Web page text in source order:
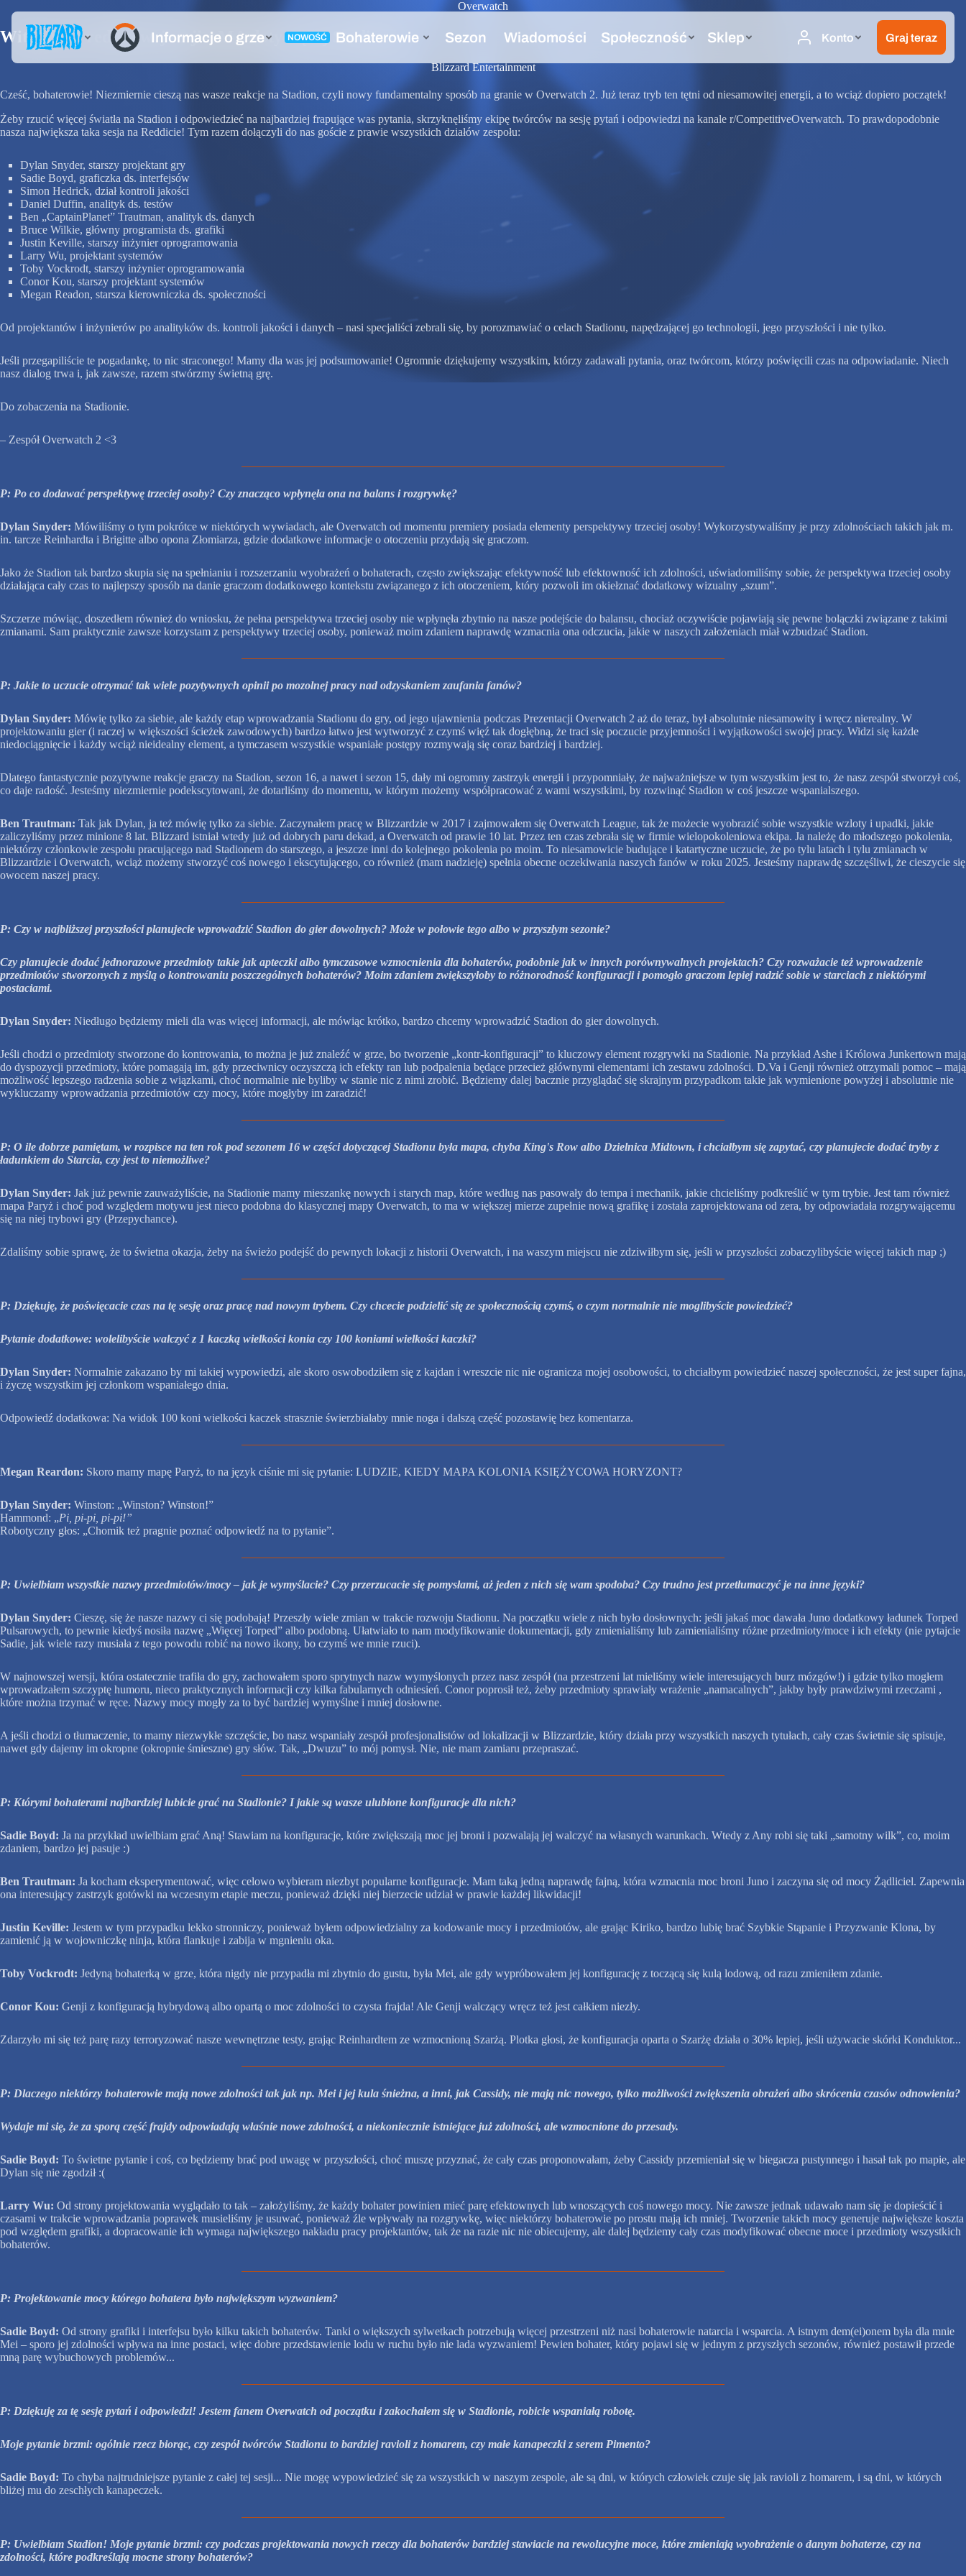
Overwatch
Witamy na redditowej sesji AMA dotyczącej Stadionu
Blizzard Entertainment
Cześć, bohaterowie! Niezmiernie cieszą nas wasze reakcje na Stadion, czyli nowy fundamentalny sposób na granie w Overwatch 2. Już teraz tryb ten tętni od niesamowitej energii, a to wciąż dopiero początek!
Żeby rzucić więcej światła na Stadion i odpowiedzieć na najbardziej frapujące was pytania, skrzyknęliśmy ekipę twórców na sesję pytań i odpowiedzi na kanale r/CompetitiveOverwatch. To prawdopodobnie
nasza największa taka sesja na Reddicie! Tym razem dołączyli do nas goście z prawie wszystkich działów zespołu:
Dylan Snyder, starszy projektant gry
Sadie Boyd, graficzka ds. interfejsów
Simon Hedrick, dział kontroli jakości
Daniel Duffin, analityk ds. testów
Ben „CaptainPlanet” Trautman, analityk ds. danych
Bruce Wilkie, główny programista ds. grafiki
Justin Keville, starszy inżynier oprogramowania
Larry Wu, projektant systemów
Toby Vockrodt, starszy inżynier oprogramowania
Conor Kou, starszy projektant systemów
Megan Readon, starsza kierowniczka ds. społeczności
Od projektantów i inżynierów po analityków ds. kontroli jakości i danych – nasi specjaliści zebrali się, by porozmawiać o celach Stadionu, napędzającej go technologii, jego przyszłości i nie tylko.
Jeśli przegapiliście te pogadankę, to nic straconego! Mamy dla was jej podsumowanie! Ogromnie dziękujemy wszystkim, którzy zadawali pytania, oraz twórcom, którzy poświęcili czas na odpowiadanie. Niech
nasz dialog trwa i, jak zawsze, razem stwórzmy świetną grę.
Do zobaczenia na Stadionie.
– Zespół Overwatch 2 <3
P: Po co dodawać perspektywę trzeciej osoby? Czy znacząco wpłynęła ona na balans i rozgrywkę?
Dylan Snyder: Mówiliśmy o tym pokrótce w niektórych wywiadach, ale Overwatch od momentu premiery posiada elementy perspektywy trzeciej osoby! Wykorzystywaliśmy je przy zdolnościach takich jak m.
in. tarcze Reinhardta i Brigitte albo opona Złomiarza, gdzie dodatkowe informacje o otoczeniu przydają się graczom.
Jako że Stadion tak bardzo skupia się na spełnianiu i rozszerzaniu wyobrażeń o bohaterach, często zwiększając efektywność lub efektowność ich zdolności, uświadomiliśmy sobie, że perspektywa trzeciej osoby
działająca cały czas to najlepszy sposób na danie graczom dodatkowego kontekstu związanego z ich otoczeniem, który pozwoli im okiełznać dodatkowy wizualny „szum”.
Szczerze mówiąc, doszedłem również do wniosku, że pełna perspektywa trzeciej osoby nie wpłynęła zbytnio na nasze podejście do balansu, chociaż oczywiście pojawiają się pewne bolączki związane z takimi
zmianami. Sam praktycznie zawsze korzystam z perspektywy trzeciej osoby, ponieważ moim zdaniem naprawdę wzmacnia ona odczucia, jakie w naszych założeniach miał wzbudzać Stadion.
P: Jakie to uczucie otrzymać tak wiele pozytywnych opinii po mozolnej pracy nad odzyskaniem zaufania fanów?
Dylan Snyder: Mówię tylko za siebie, ale każdy etap wprowadzania Stadionu do gry, od jego ujawnienia podczas Prezentacji Overwatch 2 aż do teraz, był absolutnie niesamowity i wręcz nierealny. W
projektowaniu gier (i raczej w większości ścieżek zawodowych) bardzo łatwo jest wytworzyć z czymś więź tak dogłębną, że traci się poczucie przyjemności i wyjątkowości swojej pracy. Widzi się każde
niedociągnięcie i każdy wciąż nieidealny element, a tymczasem wszystkie wspaniałe postępy rozmywają się coraz bardziej i bardziej.
Dlatego fantastycznie pozytywne reakcje graczy na Stadion, sezon 16, a nawet i sezon 15, dały mi ogromny zastrzyk energii i przypomniały, że najważniejsze w tym wszystkim jest to, że nasz zespół stworzył coś,
co daje radość. Jesteśmy niezmiernie podekscytowani, że dotarliśmy do momentu, w którym możemy współpracować z wami wszystkimi, by rozwinąć Stadion w coś jeszcze wspanialszego.
Ben Trautman: Tak jak Dylan, ja też mówię tylko za siebie. Zaczynałem pracę w Blizzardzie w 2017 i zajmowałem się Overwatch League, tak że możecie wyobrazić sobie wszystkie wzloty i upadki, jakie
zaliczyliśmy przez minione 8 lat. Blizzard istniał wtedy już od dobrych paru dekad, a Overwatch od prawie 10 lat. Przez ten czas zebrała się w firmie wielopokoleniowa ekipa. Ja należę do młodszego pokolenia,
niektórzy członkowie zespołu pracującego nad Stadionem do starszego, a jeszcze inni do kolejnego pokolenia po moim. To niesamowicie budujące i katartyczne uczucie, że po tylu latach i tylu zmianach w
Blizzardzie i Overwatch, wciąż możemy stworzyć coś nowego i ekscytującego, co również (mam nadzieję) spełnia obecne oczekiwania naszych fanów w roku 2025. Jesteśmy naprawdę szczęśliwi, że cieszycie się
owocem naszej pracy.
P: Czy w najbliższej przyszłości planujecie wprowadzić Stadion do gier dowolnych? Może w połowie tego albo w przyszłym sezonie?
Czy planujecie dodać jednorazowe przedmioty takie jak apteczki albo tymczasowe wzmocnienia dla bohaterów, podobnie jak w innych porównywalnych projektach? Czy rozważacie też wprowadzenie
przedmiotów stworzonych z myślą o kontrowaniu poszczególnych bohaterów? Moim zdaniem zwiększyłoby to różnorodność konfiguracji i pomogło graczom lepiej radzić sobie w starciach z niektórymi
postaciami.
Dylan Snyder: Niedługo będziemy mieli dla was więcej informacji, ale mówiąc krótko, bardzo chcemy wprowadzić Stadion do gier dowolnych.
Jeśli chodzi o przedmioty stworzone do kontrowania, to można je już znaleźć w grze, bo tworzenie „kontr-konfiguracji” to kluczowy element rozgrywki na Stadionie. Na przykład Ashe i Królowa Junkertown mają
do dyspozycji przedmioty, które pomagają im, gdy przeciwnicy oczyszczą ich efekty ran lub podpalenia będące przecież głównymi elementami ich zestawu zdolności. D.Va i Genji również otrzymali pomoc – mają
możliwość lepszego radzenia sobie z wiązkami, choć normalnie nie byliby w stanie nic z nimi zrobić. Będziemy dalej bacznie przyglądać się skrajnym przypadkom takie jak wymienione powyżej i absolutnie nie
wykluczamy wprowadzania przedmiotów czy mocy, które mogłyby im zaradzić!
P: O ile dobrze pamiętam, w rozpisce na ten rok pod sezonem 16 w części dotyczącej Stadionu była mapa, chyba King's Row albo Dzielnica Midtown, i chciałbym się zapytać, czy planujecie dodać tryby z
ładunkiem do Starcia, czy jest to niemożliwe?
Dylan Snyder: Jak już pewnie zauważyliście, na Stadionie mamy mieszankę nowych i starych map, które według nas pasowały do tempa i mechanik, jakie chcieliśmy podkreślić w tym trybie. Jest tam również
mapa Paryż i choć pod względem motywu jest nieco podobna do klasycznej mapy Overwatch, to ma w większej mierze zupełnie nową grafikę i została zaprojektowana od zera, by odpowiadała rozgrywającemu
się na niej trybowi gry (Przepychance).
Zdaliśmy sobie sprawę, że to świetna okazja, żeby na świeżo podejść do pewnych lokacji z historii Overwatch, i na waszym miejscu nie zdziwiłbym się, jeśli w przyszłości zobaczylibyście więcej takich map ;)
P: Dziękuję, że poświęcacie czas na tę sesję oraz pracę nad nowym trybem. Czy chcecie podzielić się ze społecznością czymś, o czym normalnie nie moglibyście powiedzieć?
Pytanie dodatkowe: wolelibyście walczyć z 1 kaczką wielkości konia czy 100 koniami wielkości kaczki?
Dylan Snyder: Normalnie zakazano by mi takiej wypowiedzi, ale skoro oswobodziłem się z kajdan i wreszcie nic nie ogranicza mojej osobowości, to chciałbym powiedzieć naszej społeczności, że jest super fajna,
i życzę wszystkim jej członkom wspaniałego dnia.
Odpowiedź dodatkowa: Na widok 100 koni wielkości kaczek strasznie świerzbiałaby mnie noga i dalszą część pozostawię bez komentarza.
Megan Reardon: Skoro mamy mapę Paryż, to na język ciśnie mi się pytanie: LUDZIE, KIEDY MAPA KOLONIA KSIĘŻYCOWA HORYZONT?
Dylan Snyder: Winston: „Winston? Winston!”
Hammond: „Pi, pi-pi, pi-pi!”
Robotyczny głos: „Chomik też pragnie poznać odpowiedź na to pytanie”.
P: Uwielbiam wszystkie nazwy przedmiotów/mocy – jak je wymyślacie? Czy przerzucacie się pomysłami, aż jeden z nich się wam spodoba? Czy trudno jest przetłumaczyć je na inne języki?
Dylan Snyder: Cieszę, się że nasze nazwy ci się podobają! Przeszły wiele zmian w trakcie rozwoju Stadionu. Na początku wiele z nich było dosłownych: jeśli jakaś moc dawała Juno dodatkowy ładunek Torped
Pulsarowych, to pewnie kiedyś nosiła nazwę „Więcej Torped” albo podobną. Ułatwiało to nam modyfikowanie dokumentacji, gdy zmienialiśmy lub zamienialiśmy różne przedmioty/moce i ich efekty (nie pytajcie
Sadie, jak wiele razy musiała z tego powodu robić na nowo ikony, bo czymś we mnie rzuci).
W najnowszej wersji, która ostatecznie trafiła do gry, zachowałem sporo sprytnych nazw wymyślonych przez nasz zespół (na przestrzeni lat mieliśmy wiele interesujących burz mózgów!) i gdzie tylko mogłem
wprowadzałem szczyptę humoru, nieco praktycznych informacji czy kilka fabularnych odniesień. Conor poprosił też, żeby przedmioty sprawiały wrażenie „namacalnych”, jakby były prawdziwymi rzeczami ,
które można trzymać w ręce. Nazwy mocy mogły za to być bardziej wymyślne i mniej dosłowne.
A jeśli chodzi o tłumaczenie, to mamy niezwykłe szczęście, bo nasz wspaniały zespół profesjonalistów od lokalizacji w Blizzardzie, który działa przy wszystkich naszych tytułach, cały czas świetnie się spisuje,
nawet gdy dajemy im okropne (okropnie śmieszne) gry słów. Tak, „Dwuzu” to mój pomysł. Nie, nie mam zamiaru przepraszać.
P: Którymi bohaterami najbardziej lubicie grać na Stadionie? I jakie są wasze ulubione konfiguracje dla nich?
Sadie Boyd: Ja na przykład uwielbiam grać Aną! Stawiam na konfiguracje, które zwiększają moc jej broni i pozwalają jej walczyć na własnych warunkach. Wtedy z Any robi się taki „samotny wilk”, co, moim
zdaniem, bardzo jej pasuje :)
Ben Trautman: Ja kocham eksperymentować, więc celowo wybieram niezbyt popularne konfiguracje. Mam taką jedną naprawdę fajną, która wzmacnia moc broni Juno i zaczyna się od mocy Żądliciel. Zapewnia
ona interesujący zastrzyk gotówki na wczesnym etapie meczu, ponieważ dzięki niej bierzecie udział w prawie każdej likwidacji!
Justin Keville: Jestem w tym przypadku lekko stronniczy, ponieważ byłem odpowiedzialny za kodowanie mocy i przedmiotów, ale grając Kiriko, bardzo lubię brać Szybkie Stąpanie i Przyzwanie Klona, by
zamienić ją w wojowniczkę ninja, która flankuje i zabija w mgnieniu oka.
Toby Vockrodt: Jedyną bohaterką w grze, która nigdy nie przypadła mi zbytnio do gustu, była Mei, ale gdy wypróbowałem jej konfigurację z toczącą się kulą lodową, od razu zmieniłem zdanie.
Conor Kou: Genji z konfiguracją hybrydową albo opartą o moc zdolności to czysta frajda! Ale Genji walczący wręcz też jest całkiem niezły.
Zdarzyło mi się też parę razy terroryzować nasze wewnętrzne testy, grając Reinhardtem ze wzmocnioną Szarżą. Plotka głosi, że konfiguracja oparta o Szarżę działa o 30% lepiej, jeśli używacie skórki Konduktor...
P: Dlaczego niektórzy bohaterowie mają nowe zdolności tak jak np. Mei i jej kula śnieżna, a inni, jak Cassidy, nie mają nic nowego, tylko możliwości zwiększenia obrażeń albo skrócenia czasów odnowienia?
Wydaje mi się, że za sporą część frajdy odpowiadają właśnie nowe zdolności, a niekoniecznie istniejące już zdolności, ale wzmocnione do przesady.
Sadie Boyd: To świetne pytanie i coś, co będziemy brać pod uwagę w przyszłości, choć muszę przyznać, że cały czas proponowałam, żeby Cassidy przemieniał się w biegacza pustynnego i hasał tak po mapie, ale
Dylan się nie zgodził :(
Larry Wu: Od strony projektowania wyglądało to tak – założyliśmy, że każdy bohater powinien mieć parę efektownych lub wnoszących coś nowego mocy. Nie zawsze jednak udawało nam się je dopieścić i
czasami w trakcie wprowadzania poprawek musieliśmy je usuwać, ponieważ źle wpływały na rozgrywkę, więc niektórzy bohaterowie po prostu mają ich mniej. Tworzenie takich mocy generuje największe koszta
pod względem grafiki, a dopracowanie ich wymaga największego nakładu pracy projektantów, tak że na razie nic nie obiecujemy, ale dalej będziemy cały czas modyfikować obecne moce i przedmioty wszystkich
bohaterów.
P: Projektowanie mocy którego bohatera było największym wyzwaniem?
Sadie Boyd: Od strony grafiki i interfejsu było kilku takich bohaterów. Tanki o większych sylwetkach potrzebują więcej przestrzeni niż nasi bohaterowie natarcia i wsparcia. A istnym dem(ei)onem była dla mnie
Mei – sporo jej zdolności wpływa na inne postaci, więc dobre przedstawienie lodu w ruchu było nie lada wyzwaniem! Pewien bohater, który pojawi się w jednym z przyszłych sezonów, również postawił przede
mną parę wybuchowych problemów...
P: Dziękuję za tę sesję pytań i odpowiedzi! Jestem fanem Overwatch od początku i zakochałem się w Stadionie, robicie wspaniałą robotę.
Moje pytanie brzmi: ogólnie rzecz biorąc, czy zespół twórców Stadionu to bardziej ravioli z homarem, czy małe kanapeczki z serem Pimento?
Sadie Boyd: To chyba najtrudniejsze pytanie z całej tej sesji... Nie mogę wypowiedzieć się za wszystkich w naszym zespole, ale są dni, w których człowiek czuje się jak ravioli z homarem, i są dni, w których
bliżej mu do zeschłych kanapeczek.
P: Uwielbiam Stadion! Moje pytanie brzmi: czy podczas projektowania nowych rzeczy dla bohaterów bardziej stawiacie na rewolucyjne moce, które zmieniają wyobrażenie o danym bohaterze, czy na
zdolności, które podkreślają mocne strony bohaterów?